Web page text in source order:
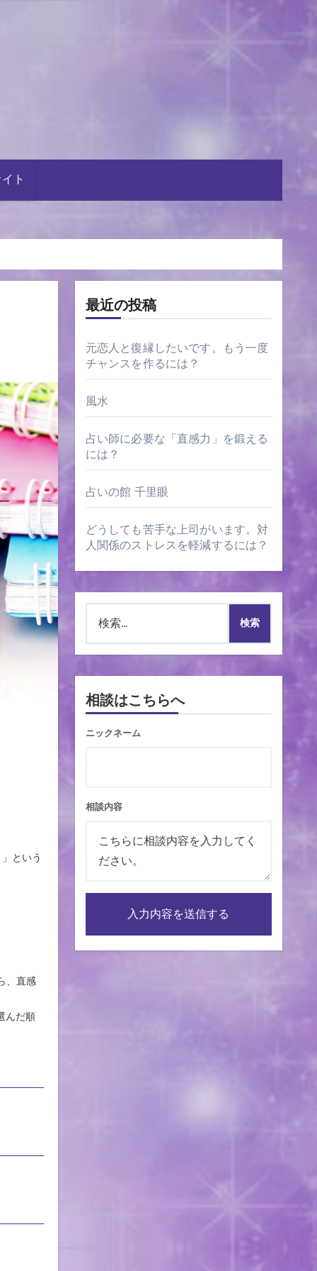
ト
という
、直感
んだ順
最近の投稿
元恋人と復縁したいです。もう一度
チャンスを作るには？
風水
占い師に必要な「直感力」を鍛える
には？
占いの館 千里眼
どうしても苦手な上司がいます。対
人関係のストレスを軽減するには？
相談はこちらへ
ニックネーム
相談内容
入力内容を送信する